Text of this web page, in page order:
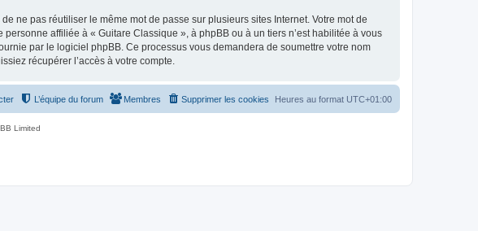
ne pas réutiliser le même mot de passe sur plusieurs sites Internet. Votre mot de
affiliée à « Guitare Classique », à phpBB ou à un tiers n’est habilitée à vous
par le logiciel phpBB. Ce processus vous demandera de soumettre votre nom
récupérer l’accès à votre compte.
Heures au format UTC+01:00
Supprimer les cookies
Membres
L’équipe du forum
Limited